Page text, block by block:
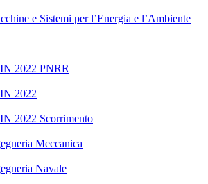
e Sistemi per l’Energia e l’Ambiente
2022 PNRR
2022
2022 Scorrimento
Meccanica
Navale